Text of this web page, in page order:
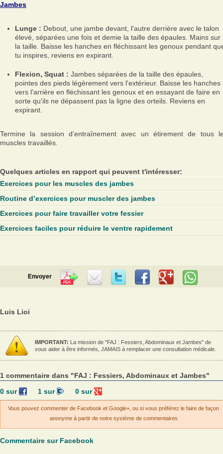
Jambes
Lunge : Debout, une jambe devant, l'autre derrière avec le talon
élevé, séparées une fois et demie la taille des épaules. Mains sur
la taille. Baisse les hanches en fléchissant les genoux pendant
tu inspires, reviens en expirant.
Flexion, Squat : Jambes séparées de la taille des épaules,
pointes des pieds légèrement vers l'extérieur. Baisse les hanches
vers l'arrière en fléchissant les genoux et en essayant de faire en
sorte qu'ils ne dépassent pas la ligne des orteils. Reviens en
expirant.
Termine la session d’entraînement avec un étirement de tous
muscles travaillés.
Quelques articles en rapport qui peuvent t'intéresser:
Exercices pour les muscles des jambes
Routine d’exercices pour muscler des jambes
Exercices pour faire travailler votre fessier
Exercices faciles pour réduire le ventre rapidement
Envoyer
Luis Lioi
IMPORTANT: La mission de "FAJ : Fessiers, Abdominaux et Jambes" de
vous aider à être informés, JAMAIS à remplacer une consultation médicale.
1 commentaire dans "FAJ : Fessiers, Abdominaux et Jambes"
0sur 1sur 0 sur
Vous pouvez commenter de Facebook et Google+, ou si vous préférez le faire de façon
anonyme à partir de notre système de commentaires
Commentaire sur Facebook